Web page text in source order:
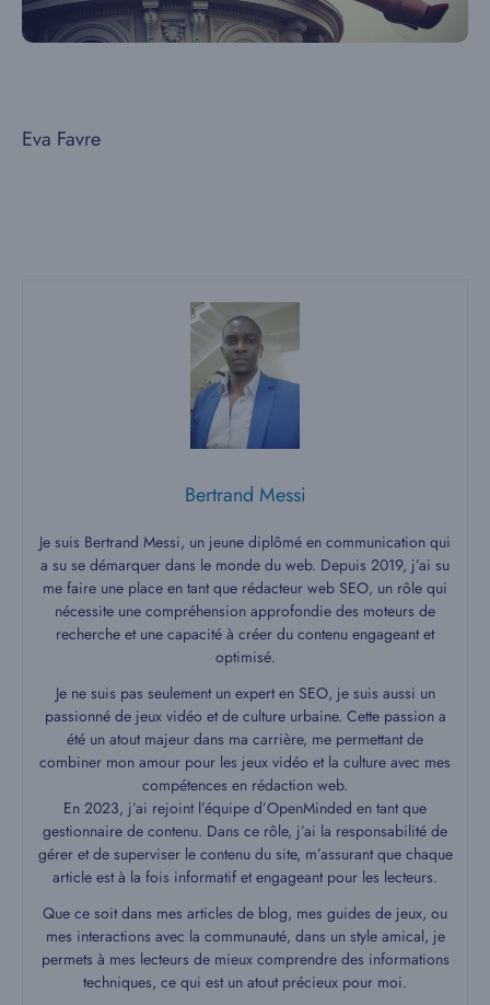
Eva Favre
Bertrand Messi
Je suis Bertrand Messi, un jeune diplômé en communication qui
a su se démarquer dans le monde du web. Depuis 2019, j’ai su
me faire une place en tant que rédacteur web SEO, un rôle qui
nécessite une compréhension approfondie des moteurs de
recherche et une capacité à créer du contenu engageant et
optimisé.
Je ne suis pas seulement un expert en SEO, je suis aussi un
passionné de jeux vidéo et de culture urbaine. Cette passion a
été un atout majeur dans ma carrière, me permettant de
combiner mon amour pour les jeux vidéo et la culture avec mes
compétences en rédaction web.
En 2023, j’ai rejoint l’équipe d’OpenMinded en tant que
gestionnaire de contenu. Dans ce rôle, j’ai la responsabilité de
gérer et de superviser le contenu du site, m’assurant que chaque
article est à la fois informatif et engageant pour les lecteurs.
Que ce soit dans mes articles de blog, mes guides de jeux, ou
mes interactions avec la communauté, dans un style amical, je
permets à mes lecteurs de mieux comprendre des informations
techniques, ce qui est un atout précieux pour moi.